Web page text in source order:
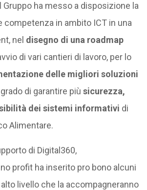
Gruppo ha messo a disposizione la
competenza in ambito ICT in una
nel disegno di una roadmap
di vari cantieri di lavoro, per lo
delle migliori soluzioni
di garantire più sicurezza,
dei sistemi informativi di
Alimentare.
di Digital360,
no profit ha inserito pro bono alcuni
livello che la accompagneranno